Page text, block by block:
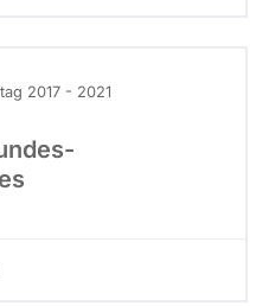
2017 - 2021